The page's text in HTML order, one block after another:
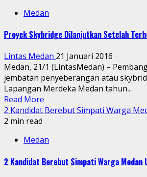
Medan
Proyek Skybridge Dilanjutkan Setelah
Lintas Medan 21 Januari 2016
Medan, 21/1 (LintasMedan) –
jembatan penyeberangan atau
Lapangan Merdeka Medan tahun...
Read More
2 Kandidat Berebut Simpati Warga
2 min read
Medan
2 Kandidat Berebut Simpati Warga Medan